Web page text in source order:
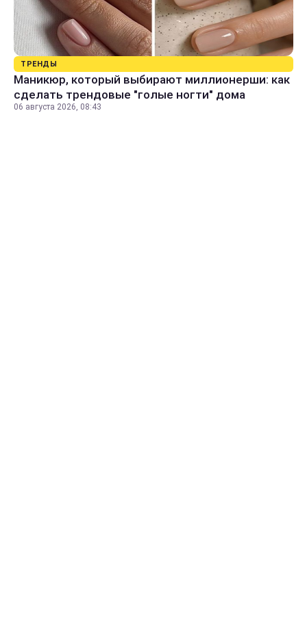
ТРЕНДЫ
Маникюр, который выбирают миллионерши: как
сделать трендовые "голые ногти" дома
06 августа 2026, 08:43